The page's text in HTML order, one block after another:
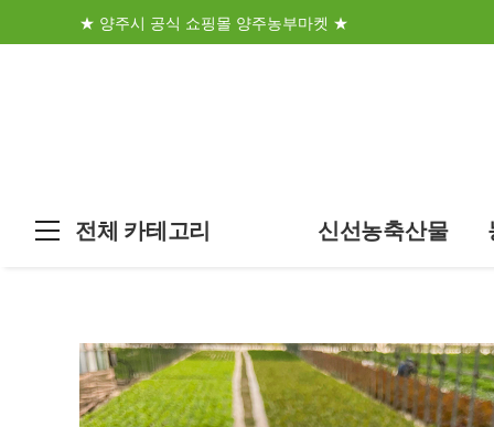
★ 양주시 공식 쇼핑몰 양주농부마켓 ★
전체 카테고리 신선농축산물